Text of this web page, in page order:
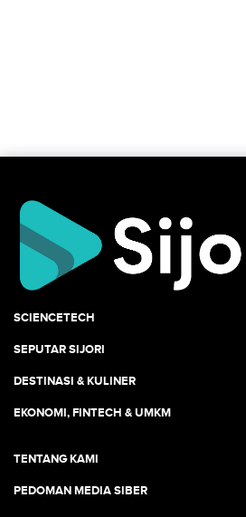
SCIENCETECH
SEPUTAR SIJORI
DESTINASI & KULINER
EKONOMI, FINTECH & UMKM
TENTANG KAMI
PEDOMAN MEDIA SIBER